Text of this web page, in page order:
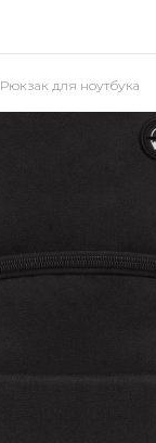
Рюкзак для ноутбука